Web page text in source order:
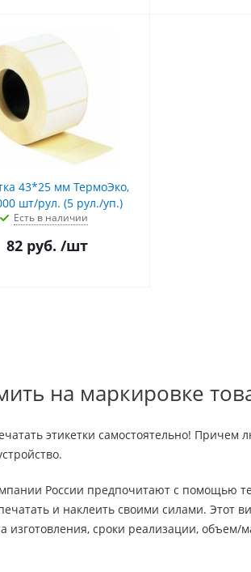
43*25 мм ТермоЭко,
шт/рул. (5 рул./уп.)
Есть в наличии
82 руб. /шт
на маркировке
этикетки самостоятельно!
России предпочитают с помощью
и наклеить своими силами. Этот
изготовления, сроки реализации, объем/